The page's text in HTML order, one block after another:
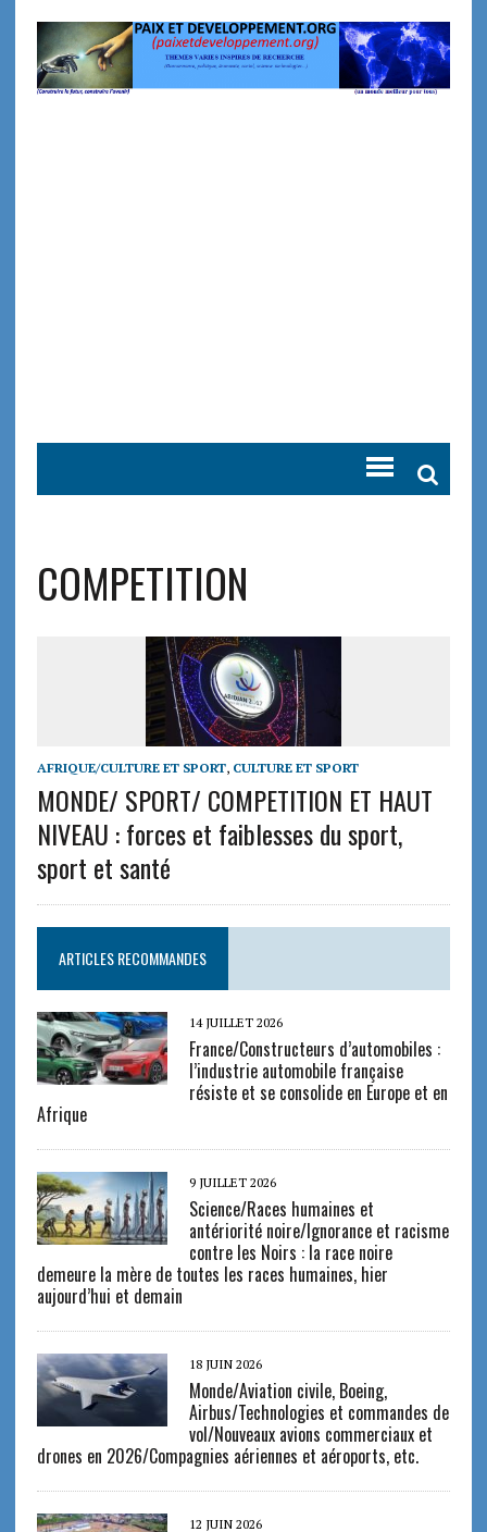
COMPETITION
AFRIQUE/CULTURE ET SPORT, CULTURE ET SPORT
MONDE/ SPORT/ COMPETITION ET HAUT
NIVEAU : forces et faiblesses du sport,
sport et santé
ARTICLES RECOMMANDES
14 JUILLET 2026
France/Constructeurs d’automobiles :
l’industrie automobile française
résiste et se consolide en Europe et en
Afrique
9 JUILLET 2026
Science/Races humaines et
antériorité noire/Ignorance et racisme
contre les Noirs : la race noire
demeure la mère de toutes les races humaines, hier
aujourd’hui et demain
18 JUIN 2026
Monde/Aviation civile, Boeing,
Airbus/Technologies et commandes de
vol/Nouveaux avions commerciaux et
drones en 2026/Compagnies aériennes et aéroports, etc.
12 JUIN 2026